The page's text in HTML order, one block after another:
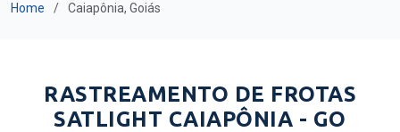
Home Caiapônia, Goiás
RASTREAMENTO DE FROTAS
SATLIGHT CAIAPÔNIA - GO